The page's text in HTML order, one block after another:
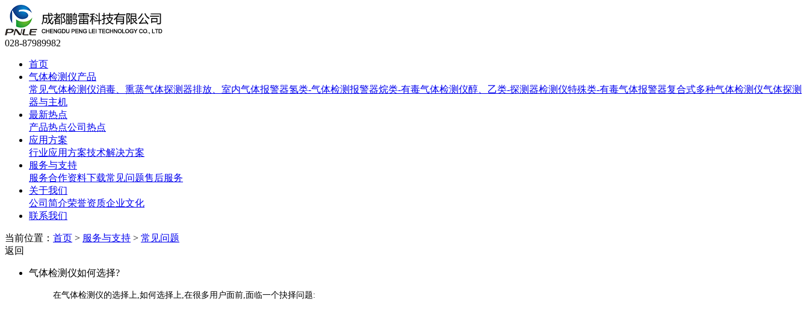
028-87989982
首页
气体检测仪产品
常见气体检测仪消毒、熏蒸气体探测器排放、室内气体报警器氢类-气体检测报警器烷类-有毒气体检测仪醇、乙类-探测器检测仪特殊类-有毒气体报警器复合式多种气体检测仪气体探测
器与主机
最新热点
产品热点公司热点
应用方案
行业应用方案技术解决方案
服务与支持
服务合作资料下载常见问题售后服务
关于我们
公司简介荣誉资质企业文化
联系我们
当前位置： 首页 > 服务与支持 > 常见问题
返回
气体检测仪如何选择?
在气体检测仪的选择上,如何选择上,在很多用户面前,面临一个抉择问题: